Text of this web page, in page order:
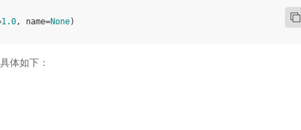
1.0, name=None)
体如下：